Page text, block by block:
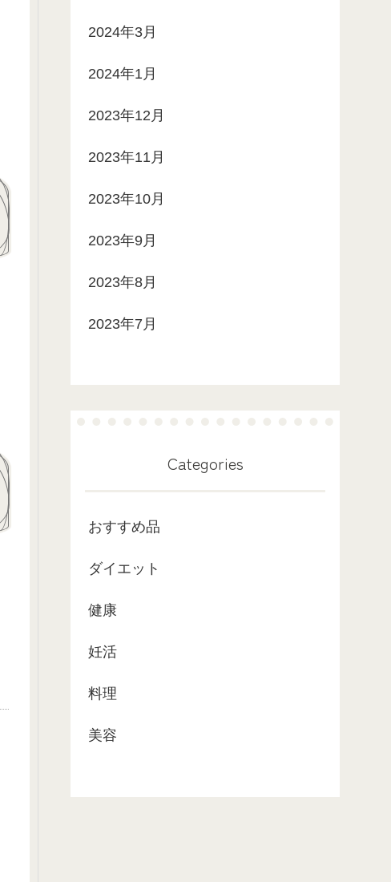
2024年3月
2024年1月
2023年12月
2023年11月
2023年10月
2023年9月
2023年8月
2023年7月
Categories
おすすめ品
ダイエット
健康
妊活
料理
美容